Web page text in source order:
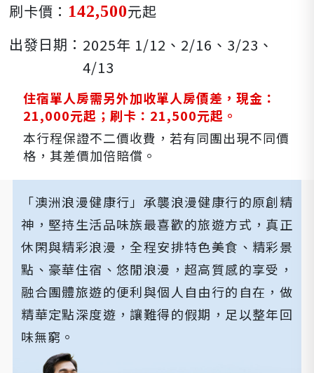
刷卡價： 142,500元起
出發日期： 2025年 1/12、2/16、3/23、
4/13
住宿單人房需另外加收單人房價差，現金：
21,000元起；刷卡：21,500元起。
本行程保證不二價收費，若有同團出現不同價
格，其差價加倍賠償。
「澳洲浪漫健康行」承襲浪漫健康行的原創精
神，堅持生活品味族最喜歡的旅遊方式，真正
休閑與精彩浪漫，全程安排特色美食、精彩景
點、豪華住宿、悠閒浪漫，超高質感的享受，
融合團體旅遊的便利與個人自由行的自在，做
精華定點深度遊，讓難得的假期，足以整年回
味無窮。